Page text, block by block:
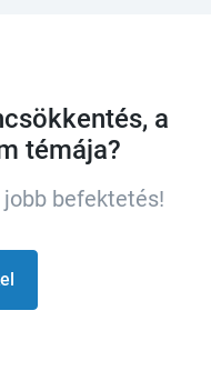
a
témája?
befektetés!